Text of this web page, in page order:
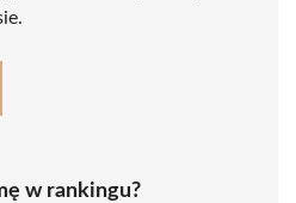
w rankingu?